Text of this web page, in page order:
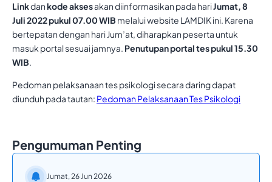
Linkdankode aksesakan diinformasikan pada hariJumat, 8
Juli 2022 pukul 07.00 WIB melalui website LAMDIK ini. Karena
bertepatan dengan hari Jum’at, diharapkan peserta untuk
masuk portal sesuai jamnya. Penutupan portal tes pukul 15.30
WIB.
Pedoman pelaksanaan tes psikologi secara daring dapat
diunduh pada tautan: Pedoman Pelaksanaan Tes Psikologi
Pengumuman Penting
Jumat, 26 Jun 2026